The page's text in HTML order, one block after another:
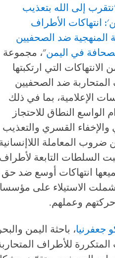
إلى الله بتعذيب
انتهاكات الأطراف
المنهجية ضد الصحفيين
في اليمن"، مجموعة
التي ارتكبتها
المتحاربة ضد الصحفيين
الإعلامية، بما في ذلك
الواسع النطاق للاحتجاز
والإخفاء القسري والتعذيب
ضروب المعاملة
السلطات التابعة لأطراف
انتهاكات أوسع ضد
شملت الاستيلاء على
وعملهم.
جعفرنيا، باحثة اليمن
المتكررة للأطراف